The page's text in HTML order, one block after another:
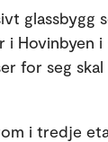
hva som
hjelp av
glassbygg
i Hovinbyen
for seg
i tredje